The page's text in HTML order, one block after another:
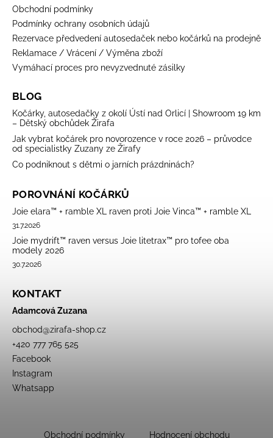
Obchodní podmínky
Podmínky ochrany osobních údajů
Rezervace předvedení autosedaček nebo kočárků na prodejně
Reklamace / Vrácení / Výměna zboží
Vymáhací proces pro nevyzvednuté zásilky
BLOG
Kočárky, autosedačky z okolí Ústí nad Orlicí | Showroom 19 km
– Dětský obchůdek Žirafa
Jak vybrat kočárek pro novorozence v roce 2026 – průvodce
od specialistky Zuzany ze Žirafy
Co podniknout s dětmi o jarních prázdninách?
POROVNÁNÍ KOČÁRKŮ
Joie elara™ + ramble XL raven proti Joie Vinca™ + ramble XL
31.7.2026
Joie mydrift™ raven versus Joie litetrax™ pro tofee oba
modely 2026
30.7.2026
KONTAKT
Adamcová Zuzana
obchod@zirafa-shop.cz
+420 777 765 525
Facebook
Instagram
Whatsapp
Obchodní podmínky Hodnocení obchodu